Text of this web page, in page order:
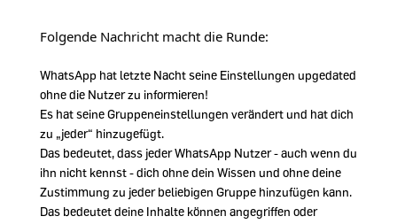
Folgende Nachricht macht die Runde:
WhatsApp hat letzte Nacht seine Einstellungen upgedated
ohne die Nutzer zu informieren!
Es hat seine Gruppeneinstellungen verändert und hat dich
zu „jeder“ hinzugefügt.
Das bedeutet, dass jeder WhatsApp Nutzer - auch wenn du
ihn nicht kennst - dich ohne dein Wissen und ohne deine
Zustimmung zu jeder beliebigen Gruppe hinzufügen kann.
Das bedeutet deine Inhalte können angegriffen oder